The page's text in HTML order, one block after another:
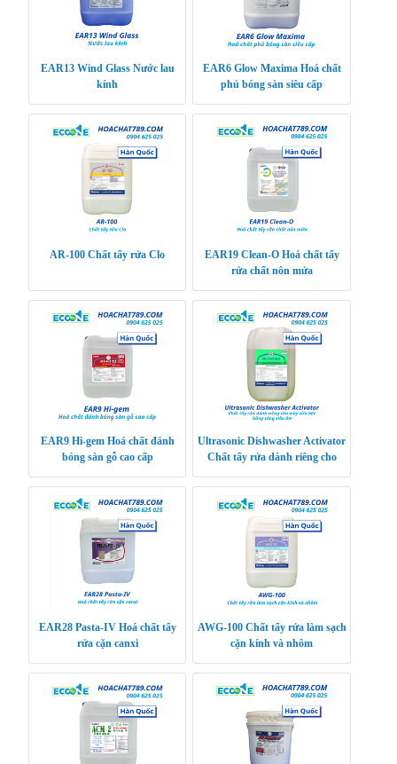
EAR13 Wind Glass Nước lau
kính
EAR6 Glow Maxima Hoá chất
phủ bóng sàn siêu cấp
AR-100 Chất tẩy rửa Clo
EAR19 Clean-O Hoá chất tẩy
rửa chất nôn mửa
EAR9 Hi-gem Hoá chất đánh
bóng sàn gỗ cao cấp
Ultrasonic Dishwasher Activator
Chất tẩy rửa dành riêng cho
EAR28 Pasta-IV Hoá chất tẩy
rửa cặn canxi
AWG-100 Chất tẩy rửa làm sạch
cặn kính và nhôm